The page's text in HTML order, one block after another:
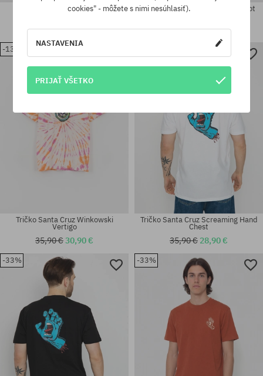
Dostupné veľkosti:
Dostupné veľkosti:
Tričko Santa Cruz Vertigo Dot
Dostupné veľkosti:
Tričko Santa Cruz Tonal Opus Dot
40,90 €28,90 €
-13%
Tričko Santa Cruz Winkowski
Vertigo
35,90 €30,90 €
Tričko Santa Cruz Screaming Hand
Chest
35,90 € 28,90 €
-33% -33%
cookies" - môžete s nimi nesúhlasiť).
NASTAVENIA
PRIJAŤ VŠETKO